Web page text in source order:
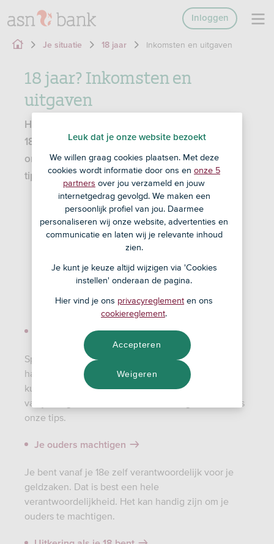
Inloggen
Je situatie 18 jaar Inkomsten en uitgaven
18 jaar? Inkomsten en
uitgaven
Hoe zit het met je inkomsten en uitgaven als je
18 bent? Officieel ben je nu financieel
onafhankelijk, maar hoe dan? We gooien wat
tips op je.
Sparen als 18-jarige
Sparen is vaak een goed idee. Om iets achter de
hand te hebben, om toch met je vrienden mee te
kunnen op vakantie of om onverwacht eigen risico
van je zorg te kunnen betalen. In alle gevallen, lees
onze tips.
Je ouders machtigen
Je bent vanaf je 18e zelf verantwoordelijk voor je
geldzaken. Dat is best een hele
verantwoordelijkheid. Het kan handig zijn om je
ouders te machtigen.
Leuk dat je onze website bezoekt
We willen graag cookies plaatsen. Met deze
cookies wordt informatie door ons en onze 5
partners over jou verzameld en jouw
internetgedrag gevolgd. We maken een
persoonlijk profiel van jou. Daarmee
personaliseren wij onze website, advertenties en
communicatie en laten wij je relevante inhoud
zien.
Je kunt je keuze altijd wijzigen via 'Cookies
instellen' onderaan de pagina.
Hier vind je ons privacyreglement en ons
cookiereglement.
Weigeren
Accepteren